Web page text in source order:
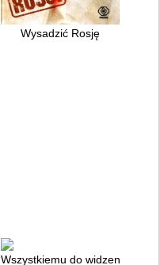
Wysadzić Rosję
Wszystkiemu do widzenia !